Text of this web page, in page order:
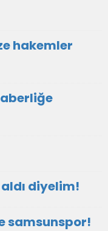
hakemler
diyelim!
samsunspor!